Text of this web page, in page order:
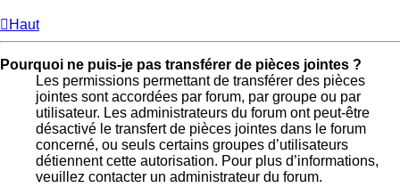
Haut
Pourquoi ne puis-je pas transférer de pièces jointes ?
Les permissions permettant de transférer des pièces
jointes sont accordées par forum, par groupe ou par
utilisateur. Les administrateurs du forum ont peut-être
désactivé le transfert de pièces jointes dans le forum
concerné, ou seuls certains groupes d’utilisateurs
détiennent cette autorisation. Pour plus d’informations,
veuillez contacter un administrateur du forum.